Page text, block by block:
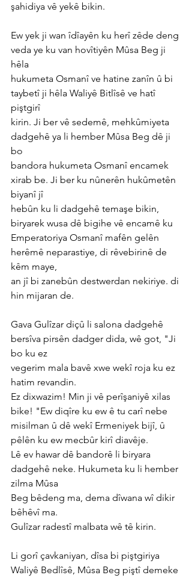
şahidiya vê yekê bikin.
Ew yek ji wan îdîayên ku herî zêde deng
veda ye ku van hovîtiyên Mûsa Beg ji
hêla
hukumeta Osmanî ve hatine zanîn û bi
taybetî ji hêla Waliyê Bitlîsê ve hatî
piştgirî
kirin. Ji ber vê sedemê, mehkûmiyeta
dadgehê ya li hember Mûsa Beg dê ji
bo
bandora hukumeta Osmanî encamek
xirab be. Ji ber ku nûnerên hukûmetên
biyanî jî
hebûn ku li dadgehê temaşe bikin,
biryarek wusa dê bigihe vê encamê ku
Emperatoriya Osmanî mafên gelên
herêmê neparastiye, di rêvebirinê de
kêm maye,
an jî bi zanebûn destwerdan nekiriye. di
hin mijaran de.
Gava Gulîzar diçû li salona dadgehê
bersîva pirsên dadger dida, wê got, "Ji
bo ku ez
vegerim mala bavê xwe wekî roja ku ez
hatim revandin.
Ez dixwazim! Min ji vê perîşaniyê xilas
bike! "Ew diqîre ku ew ê tu carî nebe
misilman û dê wekî Ermeniyek bijî, û
pêlên ku ew mecbûr kirî diavêje.
Lê ev hawar dê bandorê li biryara
dadgehê neke. Hukumeta ku li hember
zilma Mûsa
Beg bêdeng ma, dema dîwana wî dikir
bêhêvî ma.
Gulîzar radestî malbata wê tê kirin.
Li gorî çavkaniyan, dîsa bi piştgiriya
Waliyê Bedlîsê, Mûsa Beg piştî demeke